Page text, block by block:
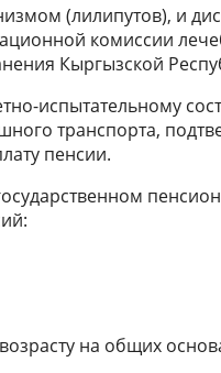
(лилипутов), и
комиссии
Кыргызской
испытательному
транспорта,
пенсии.
на общих